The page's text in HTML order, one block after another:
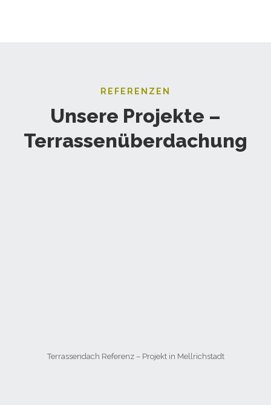
REFERENZEN
Unsere Projekte –
Terrassenüberdachung
Terrassendach Referenz – Projekt in Mellrichstadt